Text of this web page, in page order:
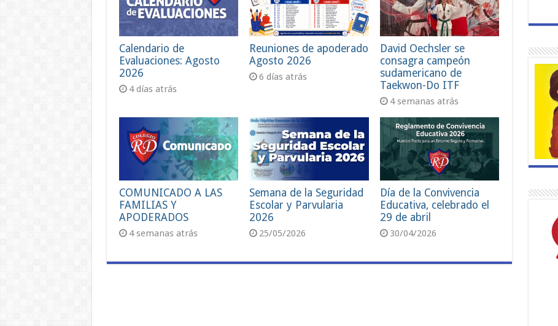
Calendario de
Evaluaciones: Agosto
2026
4 días atrás
Reuniones de apoderado
Agosto 2026
6 días atrás
David Oechsler se
consagra campeón
sudamericano de
Taekwon-Do ITF
4 semanas atrás
COMUNICADO A LAS
FAMILIAS Y
APODERADOS
4 semanas atrás
Semana de la Seguridad
Escolar y Parvularia
2026
25/05/2026
Día de la Convivencia
Educativa, celebrado el
29 de abril
30/04/2026